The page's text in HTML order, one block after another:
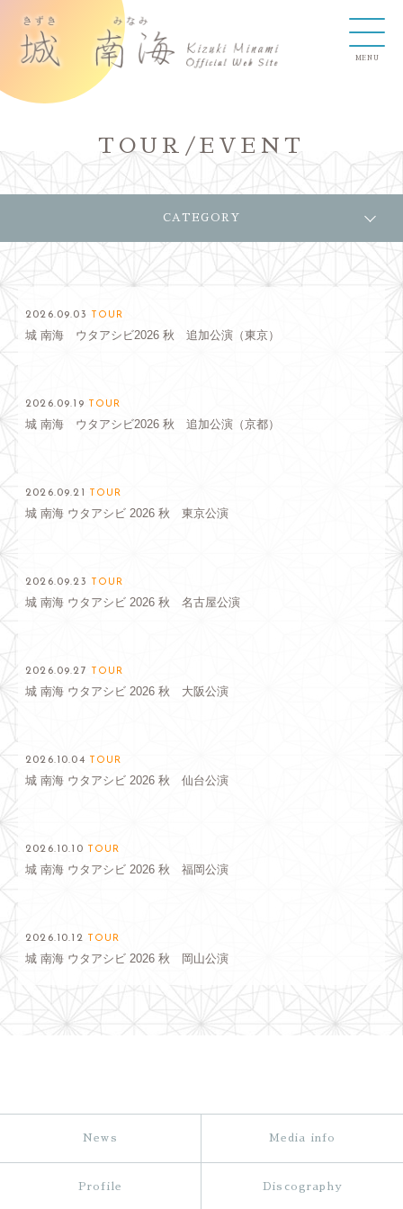
TOUR/EVENT
CATEGORY
2026.09.03 TOUR
城 南海 ウタアシビ2026 秋 追加公演（東京）
2026.09.19 TOUR
城 南海 ウタアシビ2026 秋 追加公演（京都）
2026.09.21 TOUR
城 南海 ウタアシビ 2026 秋 東京公演
2026.09.23 TOUR
城 南海 ウタアシビ 2026 秋 名古屋公演
2026.09.27 TOUR
城 南海 ウタアシビ 2026 秋 大阪公演
2026.10.04 TOUR
城 南海 ウタアシビ 2026 秋 仙台公演
2026.10.10 TOUR
城 南海 ウタアシビ 2026 秋 福岡公演
2026.10.12 TOUR
城 南海 ウタアシビ 2026 秋 岡山公演
News Media info
Profile Discography